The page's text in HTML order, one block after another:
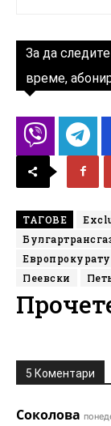
За да
време,
ТАГОВЕ
Пеевски
5 Коментари
Соколова